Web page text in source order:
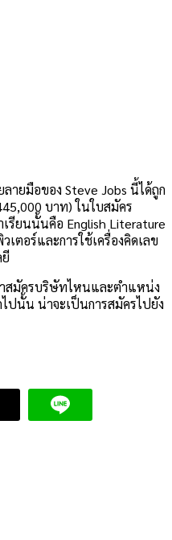
ายมือของ Steve Jobs นี้ได้ถูก
บาท) ในใบสมัคร
รียนนั้นคือ English Literature
ตอร์และการใช้เครื่องคิดเลข
าสมัครบริษัทไหนและตำแหน่ง
ปนั้น น่าจะเป็นการสมัครไปยัง